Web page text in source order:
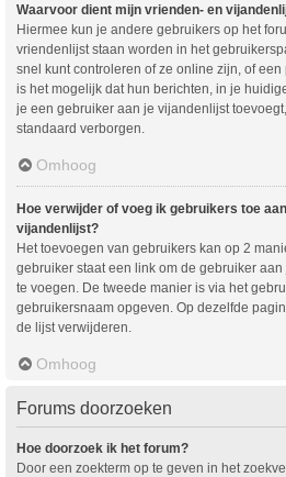
Waarvoor dient mijn vrienden- en
Hiermee kun je andere gebruikers op het
vriendenlijst staan worden in het
snel kunt controleren of ze online zijn, of
is het mogelijk dat hun berichten, in je
je een gebruiker aan je vijandenlijst
standaard verborgen.
Omhoog
Hoe verwijder of voeg ik gebruikers toe
vijandenlijst?
Het toevoegen van gebruikers kan op 2
gebruiker staat een link om de gebruiker
te voegen. De tweede manier is via het
gebruikersnaam opgeven. Op dezelfde
de lijst verwijderen.
Omhoog
Forums doorzoeken
Hoe doorzoek ik het forum?
Door een zoekterm op te geven in het